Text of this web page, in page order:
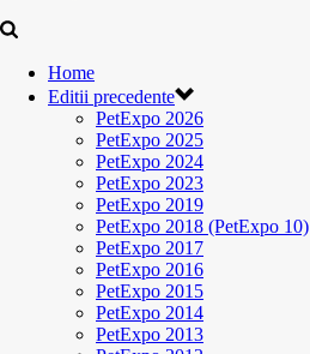
Home
Editii precedente
PetExpo 2026
PetExpo 2025
PetExpo 2024
PetExpo 2023
PetExpo 2019
PetExpo 2018 (PetExpo 10)
PetExpo 2017
PetExpo 2016
PetExpo 2015
PetExpo 2014
PetExpo 2013